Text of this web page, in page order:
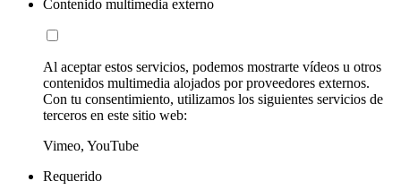
Contenido multimedia externo
Al aceptar estos servicios, podemos mostrarte vídeos u otros
contenidos multimedia alojados por proveedores externos.
Con tu consentimiento, utilizamos los siguientes servicios de
terceros en este sitio web:
Vimeo, YouTube
Requerido